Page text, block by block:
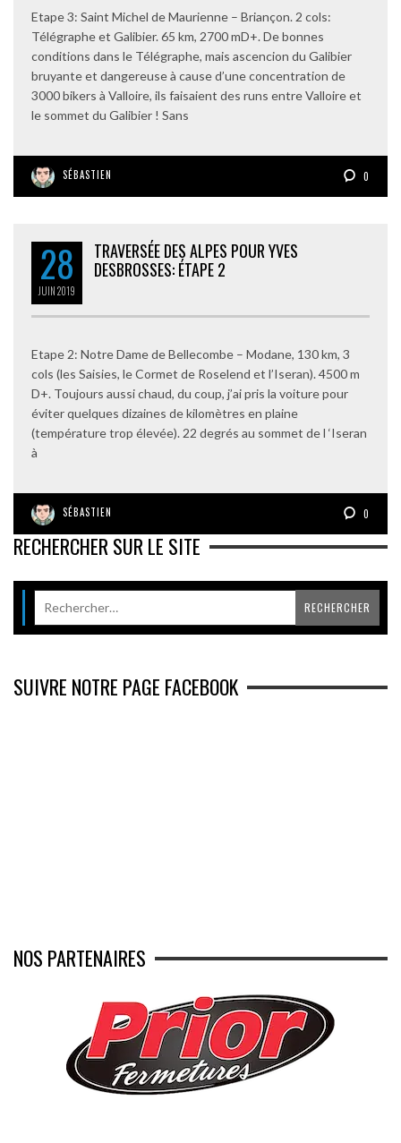
Etape 3: Saint Michel de Maurienne – Briançon. 2 cols:
Télégraphe et Galibier. 65 km, 2700 mD+. De bonnes
conditions dans le Télégraphe, mais ascencion du Galibier
bruyante et dangereuse à cause d’une concentration de
3000 bikers à Valloire, ils faisaient des runs entre Valloire et
le sommet du Galibier ! Sans
SÉBASTIEN 0
28
JUIN2019
TRAVERSÉE DES ALPES POUR YVES
DESBROSSES: ÉTAPE 2
Etape 2: Notre Dame de Bellecombe – Modane, 130 km, 3
cols (les Saisies, le Cormet de Roselend et l’Iseran). 4500 m
D+. Toujours aussi chaud, du coup, j’ai pris la voiture pour
éviter quelques dizaines de kilomètres en plaine
(température trop élevée). 22 degrés au sommet de l ‘Iseran
à
SÉBASTIEN 0
RECHERCHER SUR LE SITE
SUIVRE NOTRE PAGE FACEBOOK
NOS PARTENAIRES